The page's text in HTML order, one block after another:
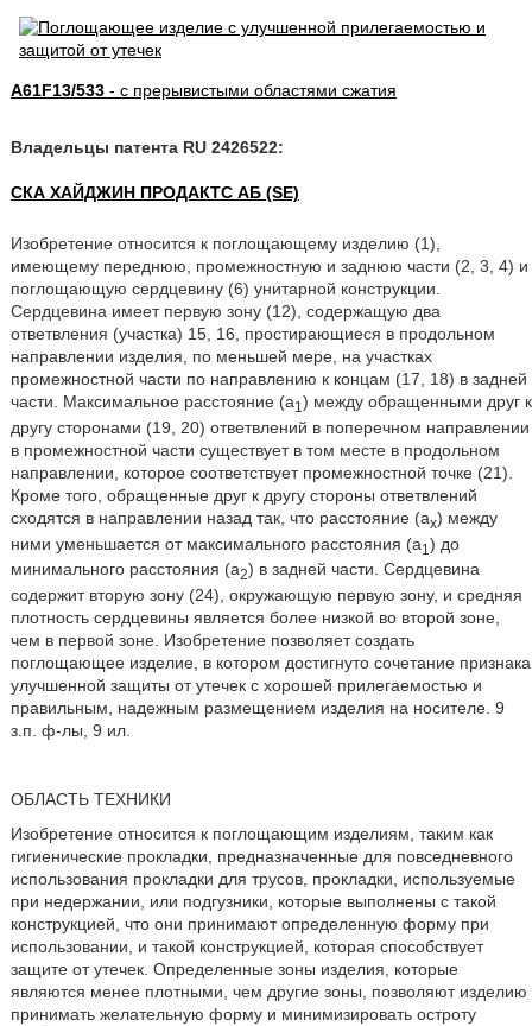
A61F13/533- с прерывистыми областями сжатия
Владельцы патента RU 2426522:
СКА ХАЙДЖИН ПРОДАКТС АБ (SE)
Изобретение относится к поглощающему изделию (1),
имеющему переднюю, промежностную и заднюю части (2, 3, 4) и
поглощающую сердцевину (6) унитарной конструкции.
Сердцевина имеет первую зону (12), содержащую два
ответвления (участка) 15, 16, простирающиеся в продольном
направлении изделия, по меньшей мере, на участках
промежностной части по направлению к концам (17, 18) в задней
части. Максимальное расстояние (a1 ) между обращенными друг к
другу сторонами (19, 20) ответвлений в поперечном направлении
в промежностной части существует в том месте в продольном
направлении, которое соответствует промежностной точке (21).
Кроме того, обращенные друг к другу стороны ответвлений
сходятся в направлении назад так, что расстояние (ах) между
ними уменьшается от максимального расстояния (a1 ) до
минимального расстояния (а2) в задней части. Сердцевина
содержит вторую зону (24), окружающую первую зону, и средняя
плотность сердцевины является более низкой во второй зоне,
чем в первой зоне. Изобретение позволяет создать
поглощающее изделие, в котором достигнуто сочетание признака
улучшенной защиты от утечек с хорошей прилегаемостью и
правильным, надежным размещением изделия на носителе. 9
з.п. ф-лы, 9 ил.
ОБЛАСТЬ ТЕХНИКИ
Изобретение относится к поглощающим изделиям, таким как
гигиенические прокладки, предназначенные для повседневного
использования прокладки для трусов, прокладки, используемые
при недержании, или подгузники, которые выполнены с такой
конструкцией, что они принимают определенную форму при
использовании, и такой конструкцией, которая способствует
защите от утечек. Определенные зоны изделия, которые
являются менее плотными, чем другие зоны, позволяют изделию
принимать желательную форму и минимизировать остроту